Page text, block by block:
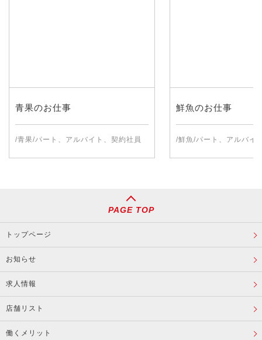
青果のお仕事
/青果/パート、アルバイト、契約社員
鮮魚のお仕事
/鮮魚/パート、アルバイ
PAGE TOP
トップページ
お知らせ
求人情報
店舗リスト
働くメリット